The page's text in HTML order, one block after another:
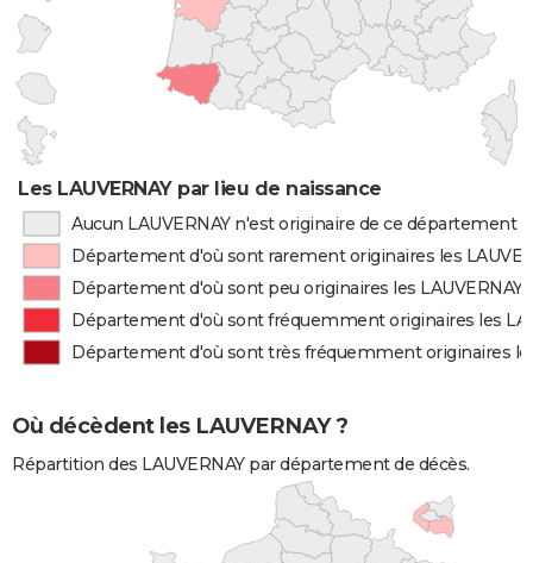
Les LAUVERNAY par lieu de naissance
Aucun LAUVERNAY n'est originaire de ce département
Département d'où sont rarement originaires les
Département d'où sont peu originaires les LAUVERNAY
Département d'où sont fréquemment originaires les
Département d'où sont très fréquemment originaires
Où décèdent les LAUVERNAY ?
Répartition des LAUVERNAY par département de décès.